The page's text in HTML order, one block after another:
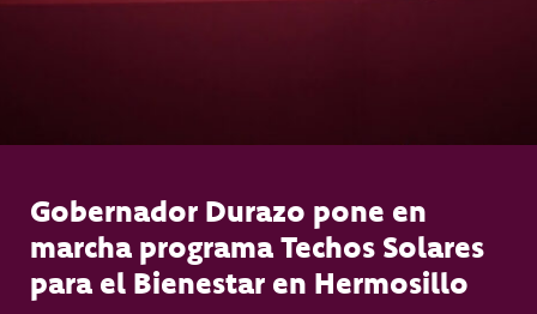
Gobernador Durazo pone en
marcha programa Techos Solares
para el Bienestar en Hermosillo